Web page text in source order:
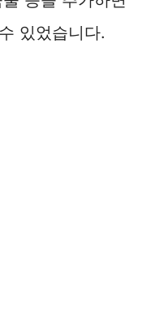
있었습니다.